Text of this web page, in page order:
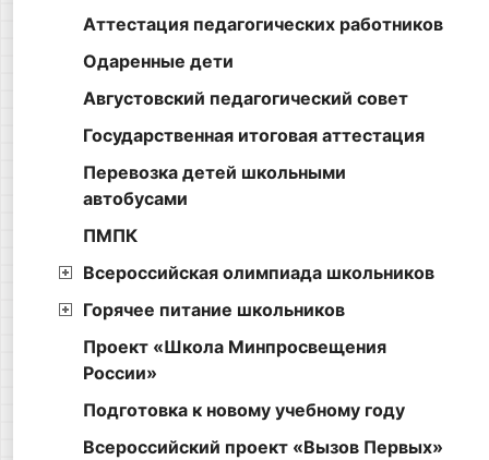
Аттестация педагогических работников
Одаренные дети
Августовский педагогический совет
Государственная итоговая аттестация
Перевозка детей школьными
автобусами
ПМПК
Всероссийская олимпиада школьников
Горячее питание школьников
Проект «Школа Минпросвещения
России»
Подготовка к новому учебному году
Всероссийский проект «Вызов Первых»